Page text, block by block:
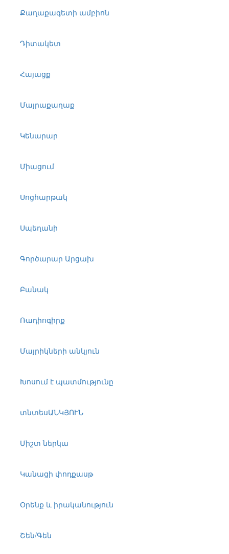
Քաղաքագետի ամբիոն
Դիտակետ
Հայացք
Մայրաքաղաք
Կենարար
Միացում
Սոցհարթակ
Սպեղանի
Գործարար Արցախ
Բանակ
Ռադիոգիրք
Մայրիկների անկյուն
Խոսում է պատմությունը
տնտեսԱՆԿՅՈՒՆ
Միշտ ներկա
Կանացի փոդքասթ
Օրենք և իրականություն
Շեն/Գեն